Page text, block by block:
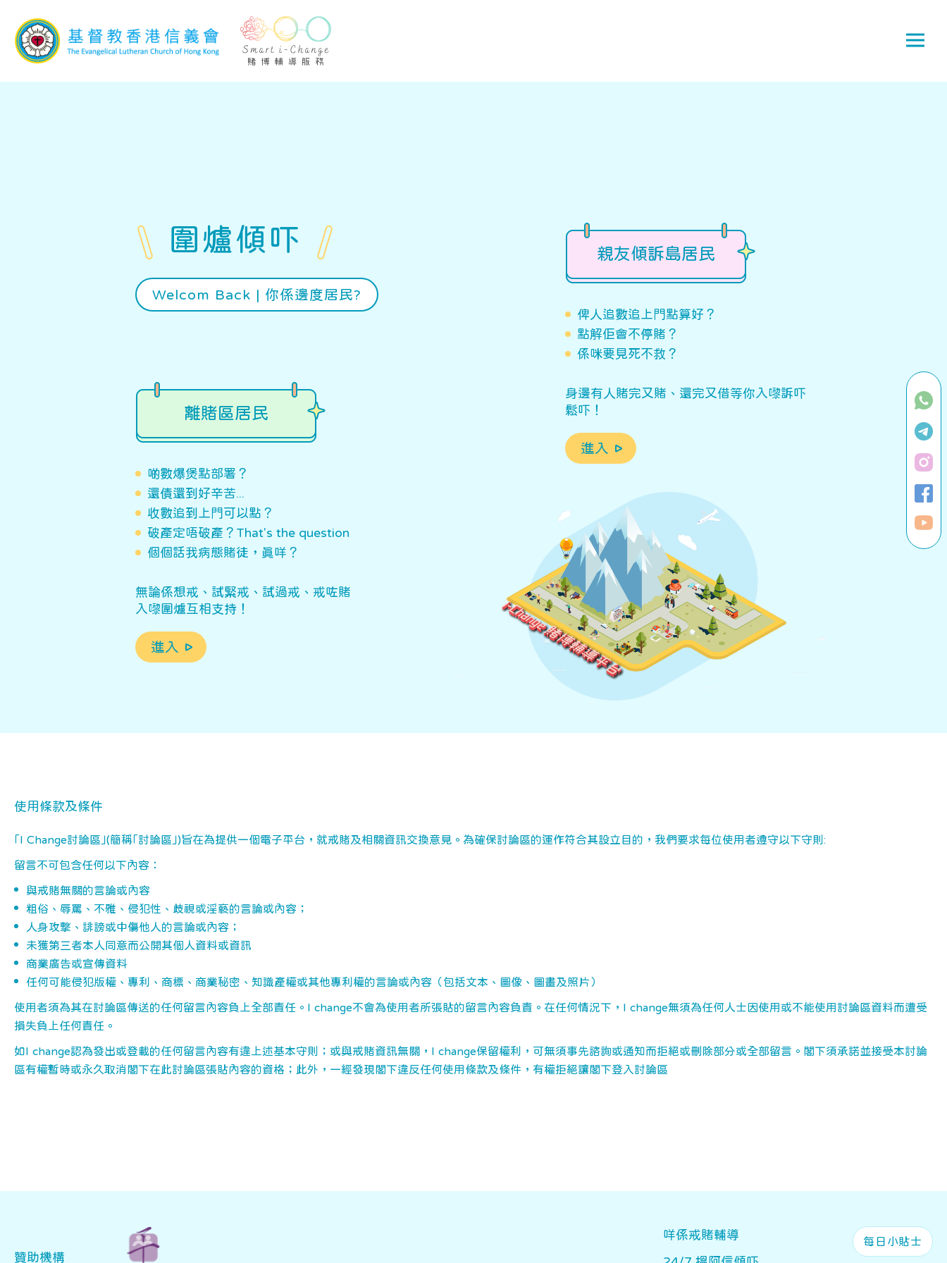
圍爐傾吓
Welcom Back | 你係邊度居民?
離賭區居民
啲數爆煲點部署？
還債還到好辛苦...
收數追到上門可以點？
破產定唔破產？That's the question
個個話我病態賭徒，真咩？
無論係想戒、試緊戒、試過戒、戒咗賭
入嚟圍爐互相支持！
進入
親友傾訴島居民
俾人追數追上門點算好？
點解佢會不停賭？
係咪要見死不救？
身邊有人賭完又賭、還完又借等你入嚟訴吓
鬆吓！
進入
使用條款及條件
｢I Change討論區｣(簡稱｢討論區｣)旨在為提供一個電子平台，就戒賭及相關資訊交換意見。為確保討論區的運作符合其設立目的，我們要求每位使用者遵守以下守則:
留言不可包含任何以下內容：
與戒賭無關的言論或內容
粗俗、辱罵、不雅、侵犯性、歧視或淫褻的言論或內容；
人身攻撃、誹謗或中傷他人的言論或內容；
未獲第三者本人同意而公開其個人資料或資訊
商業廣告或宣傳資料
任何可能侵犯版權、專利、商標、商業秘密、知識產權或其他專利權的言論或內容（包括文本、圖像、圖畫及照片）
使用者須為其在討論區傳送的任何留言內容負上全部責任。I change不會為使用者所張貼的留言內容負責。在任何情況下，I change無須為任何人士因使用或不能使用討論區資料而遭受
損失負上任何責任。
如I change認為發出或登載的任何留言內容有違上述基本守則；或與戒賭資訊無關，I change保留權利，可無須事先諮詢或通知而拒絕或刪除部分或全部留言。閣下須承諾並接受本討論
區有權暫時或永久取消閣下在此討論區張貼內容的資格；此外，一經發現閣下違反任何使用條款及條件，有權拒絕讓閣下登入討論區
贊助機構
Main navigation
咩係戒賭輔導 每日小貼士